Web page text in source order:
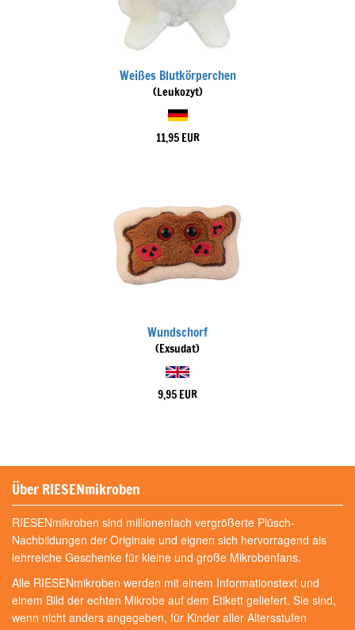
Weißes Blutkörperchen
(Leukozyt)
11,95 EUR
Wundschorf
(Exsudat)
9,95 EUR
Über RIESENmikroben
RIESENmikroben sind millionenfach vergrößerte Plüsch-
Nachbildungen der Originale und eignen sich hervorragend als
lehrreiche Geschenke für kleine und große Mikrobenfans.
Alle RIESENmikroben werden mit einem Informationstext und
einem Bild der echten Mikrobe auf dem Etikett geliefert. Sie sind,
wenn nicht anders angegeben, für Kinder aller Altersstufen